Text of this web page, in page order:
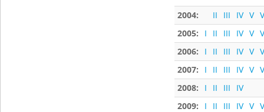
2004: II III IV V
2005:
I II III IV V
2006:
I II III IV V
2007:
I II III IV V
2008:
I II III
IV
2009:
I II III IV V